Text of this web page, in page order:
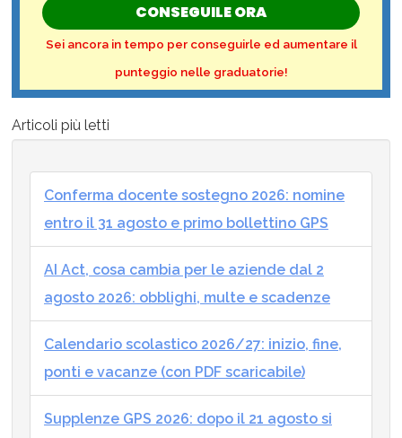
CONSEGUILE ORA
Sei ancora in tempo per conseguirle ed aumentare il
punteggio nelle graduatorie!
Articoli più letti
Conferma docente sostegno 2026: nomine
entro il 31 agosto e primo bollettino GPS
AI Act, cosa cambia per le aziende dal 2
agosto 2026: obblighi, multe e scadenze
Calendario scolastico 2026/27: inizio, fine,
ponti e vacanze (con PDF scaricabile)
Supplenze GPS 2026: dopo il 21 agosto si